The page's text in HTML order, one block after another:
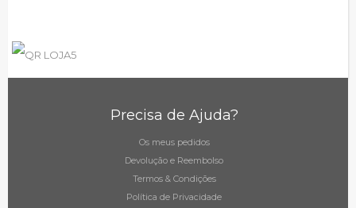
Precisa de Ajuda?
Os meus pedidos
Devolução e Reembolso
Termos & Condições
Política de Privacidade